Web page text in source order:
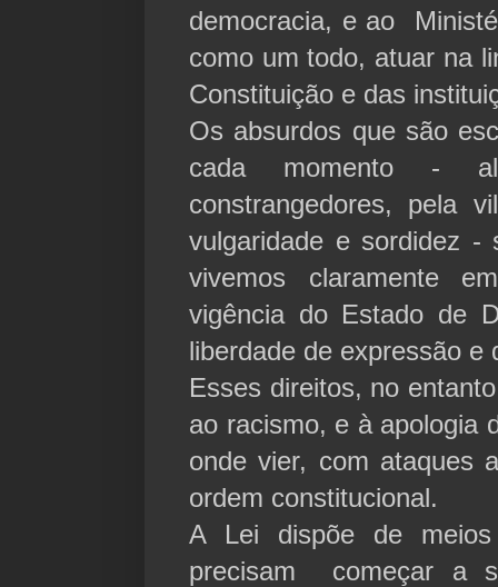
democracia, e ao
como um todo, atuar na
Constituição e das
Os absurdos que são
cada momento -
constrangedores, pela
vulgaridade e sordidez
vivemos claramente
vigência do Estado de
liberdade de
Esses direitos, no
ao racismo, e à apologia
onde vier, com ataques
ordem constitucional.
A Lei dispõe de
precisam começar a